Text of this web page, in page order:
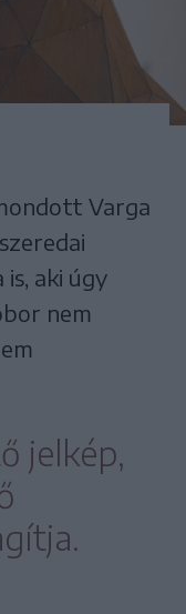
Varga
aki úgy
nem
jelkép,